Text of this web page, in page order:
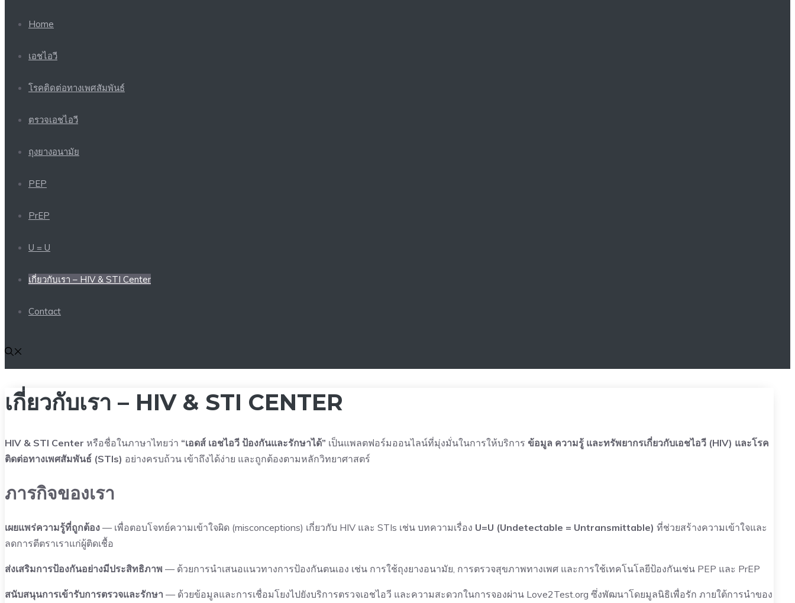
Home
เอชไอวี
โรคติดต่อทางเพศสัมพันธ์
ตรวจเอชไอวี
ถุงยางอนามัย
PEP
PrEP
U = U
เกี่ยวกับเรา – HIV & STI Center
Contact
เกี่ยวกับเรา – HIV & STI CENTER
HIV & STI Center หรือชื่อในภาษาไทยว่า “เอดส์ เอชไอวี ป้องกันและรักษาได้” เป็นแพลตฟอร์มออนไลน์ที่มุ่งมั่นในการให้บริการ ข้อมูล ความรู้ และทรัพยากรเกี่ยวกับเอชไอวี (HIV) และโรค
ติดต่อทางเพศสัมพันธ์ (STIs) อย่างครบถ้วน เข้าถึงได้ง่าย และถูกต้องตามหลักวิทยาศาสตร์
ภารกิจของเรา
เผยแพร่ความรู้ที่ถูกต้อง — เพื่อตอบโจทย์ความเข้าใจผิด (misconceptions) เกี่ยวกับ HIV และ STIs เช่น บทความเรื่อง U=U (Undetectable = Untransmittable) ที่ช่วยสร้างความเข้าใจและ
ลดการตีตราเราแก่ผู้ติดเชื้อ
ส่งเสริมการป้องกันอย่างมีประสิทธิภาพ — ด้วยการนำเสนอแนวทางการป้องกันตนเอง เช่น การใช้ถุงยางอนามัย, การตรวจสุขภาพทางเพศ และการใช้เทคโนโลยีป้องกันเช่น PEP และ PrEP
สนับสนุนการเข้ารับการตรวจและรักษา — ด้วยข้อมูลและการเชื่อมโยงไปยังบริการตรวจเอชไอวี และความสะดวกในการจองผ่าน Love2Test.org ซึ่งพัฒนาโดยมูลนิธิเพื่อรัก ภายใต้การนำของ